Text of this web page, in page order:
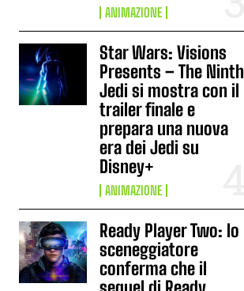
ANIMAZIONE
Star Wars: Visions
Presents – The Ninth
Jedi si mostra con il
trailer finale e
prepara una nuova
era dei Jedi su
Disney+
ANIMAZIONE
Ready Player Two: lo
sceneggiatore
conferma che il